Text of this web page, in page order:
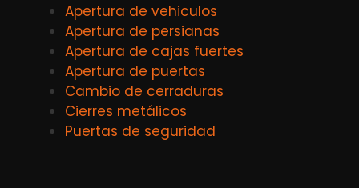
Apertura de vehiculos
Apertura de persianas
Apertura de cajas fuertes
Apertura de puertas
Cambio de cerraduras
Cierres metálicos
Puertas de seguridad